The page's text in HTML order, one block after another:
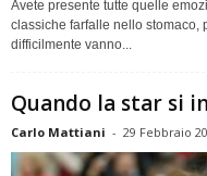
Avete presente tutte quelle
classiche farfalle nello stomaco,
difficilmente vanno...
Quando la star si
Carlo Mattiani - 29 Febbraio